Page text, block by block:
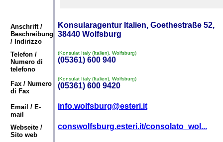
Anschrift /
Beschreibung
/ Indirizzo
Konsularagentur Italien, Goethestraße 52,
38440 Wolfsburg
Telefon /
Numero di
telefono
(Konsulat Italy (Italien), Wolfsburg)
(05361) 600 940
Fax / Numero
di Fax
(Konsulat Italy (Italien), Wolfsburg)
(05361) 600 9420
Email / E-
mail
info.wolfsburg@esteri.it
Webseite /
Sito web
conswolfsburg.esteri.it/consolato_wol...